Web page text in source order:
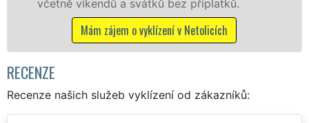
a svátků bez příplatků.
zájem o vyklízení v Netolicích
RECENZE
Recenze našich služeb vyklízení od zákazníků: